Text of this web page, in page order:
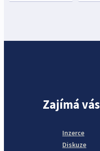
Zajímá vás
Inzerce
Diskuze